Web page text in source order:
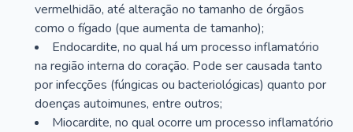
vermelhidão, até alteração no tamanho de órgãos
como o fígado (que aumenta de tamanho);
Endocardite, no qual há um processo inflamatório
na região interna do coração. Pode ser causada tanto
por infecções (fúngicas ou bacteriológicas) quanto por
doenças autoimunes, entre outros;
Miocardite, no qual ocorre um processo inflamatório